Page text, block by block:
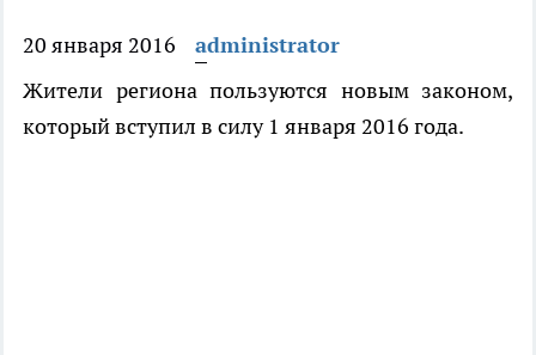
20 января 2016
administrator
Жители региона пользуются новым законом,
который вступил в силу 1 января 2016 года.